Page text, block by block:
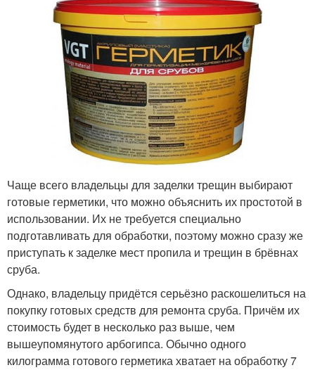
Чаще всего владельцы для заделки трещин выбирают
готовые герметики, что можно объяснить их простотой в
использовании. Их не требуется специально
подготавливать для обработки, поэтому можно сразу же
приступать к заделке мест пропила и трещин в брёвнах
сруба.
Однако, владельцу придётся серьёзно раскошелиться на
покупку готовых средств для ремонта сруба. Причём их
стоимость будет в несколько раз выше, чем
вышеупомянутого арбогипса. Обычно одного
килограмма готового герметика хватает на обработку 7